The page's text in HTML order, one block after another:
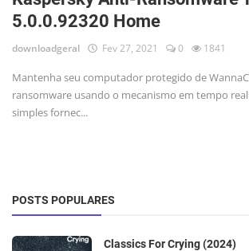
5.0.0.92320 Home
downloadgeral Fev 27, 2021 0 1841
Mantenha seu computador protegido de
ransomware usando o mecanismo em tempo
simples fornec...
POSTS POPULARES
Classics For Crying (2024)